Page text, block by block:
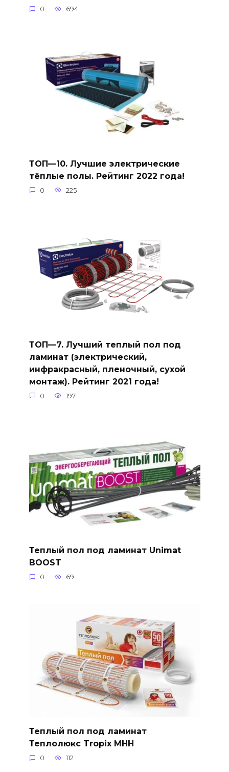
0 694
ТОП—10. Лучшие электрические
тёплые полы. Рейтинг 2022 года!
0 225
ТОП—7. Лучший теплый пол под
ламинат (электрический,
инфракрасный, пленочный, сухой
монтаж). Рейтинг 2021 года!
0 197
Теплый пол под ламинат Unimat
BOOST
0 69
Теплый пол под ламинат
Теплолюкс Tropix МНН
0 112